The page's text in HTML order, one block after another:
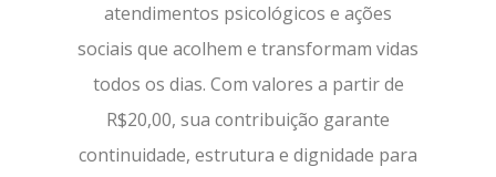
atendimentos psicológicos e ações
sociais que acolhem e transformam vidas
todos os dias. Com valores a partir de
R$20,00, sua contribuição garante
continuidade, estrutura e dignidade para